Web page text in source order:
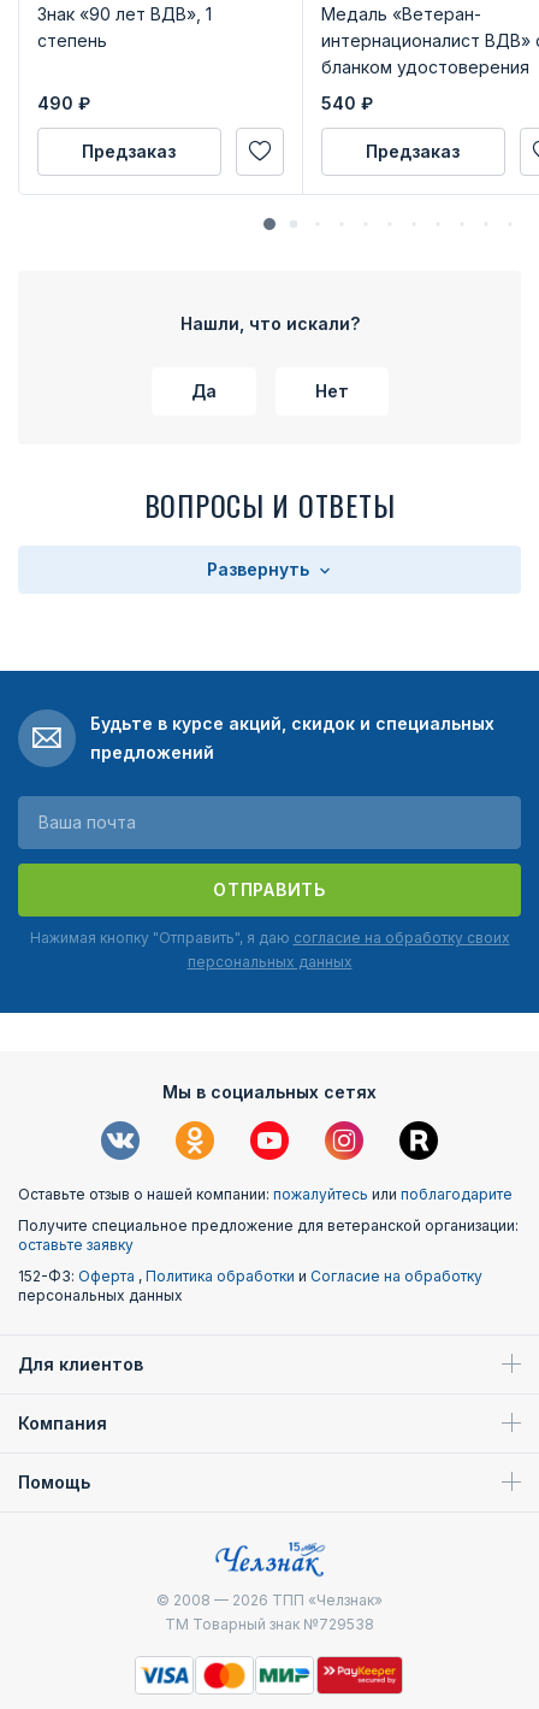
Знак «90 лет ВДВ», 1
степень
490 ₽
Предзаказ
Медаль «Ветеран-
интернационалист ВДВ»
бланком удостоверения
540 ₽
Предзаказ
Нашли, что искали?
Да Нет
ВОПРОСЫ И ОТВЕТЫ
Развернуть
Будьте в курсе акций, скидок и специальных
предложений
ОТПРАВИТЬ
Нажимая кнопку "Отправить", я даю согласие на обработку своих
персональных данных
Мы в социальных сетях
Оставьте отзыв о нашей компании: пожалуйтесь или поблагодарите
Получите специальное предложение для ветеранской организации:
оставьте заявку
152-ФЗ: Оферта , Политика обработки и Согласие на обработку
персональных данных
Для клиентов
Компания
Помощь
© 2008 — 2026 ТПП «Челзнак»
ТМ Товарный знак №729538